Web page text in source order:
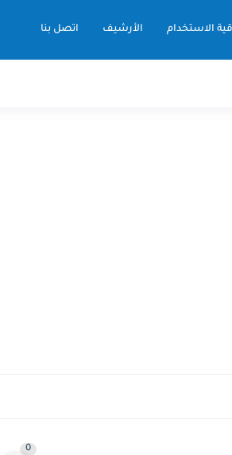
الاستخدام الأرشيف اتصل بنا
0